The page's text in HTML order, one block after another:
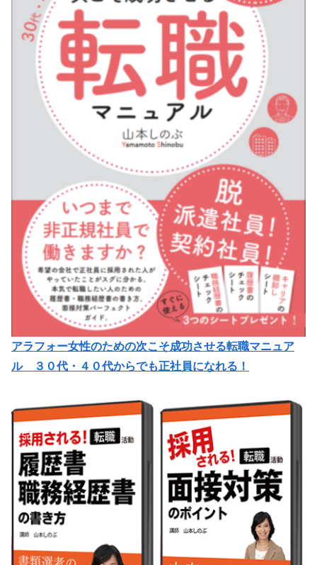
アラフォー女性のための次こそ成功させる転職マニュア
ル ３０代・４０代からでも正社員になれる！